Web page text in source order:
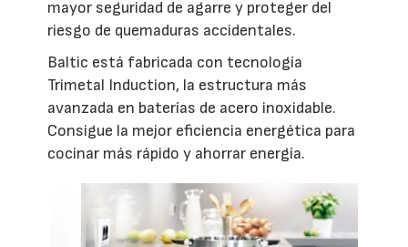
mayor seguridad de agarre y proteger del
riesgo de quemaduras accidentales.
Baltic está fabricada con tecnología
Trimetal Induction, la estructura más
avanzada en baterías de acero inoxidable.
Consigue la mejor eficiencia energética para
cocinar más rápido y ahorrar energía.